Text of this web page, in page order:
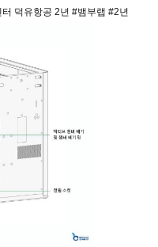
덕유항공 2년 #뱀부랩 #2년